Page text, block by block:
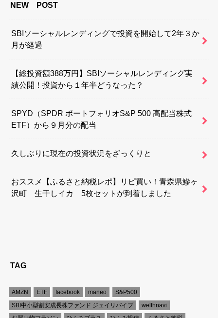
NEW POST
SBIソーシャルレンディングで投資を開始して2年３か
月が経過
【総投資額388万円】SBIソーシャルレンディング実
績公開！投資から１年半どうなった？
SPYD（SPDR ポートフォリオS&P 500 高配当株式
ETF）から９月分の配当
久しぶりに現在の投資状況をざっくりと
おススメ【ふるさと納税レポ】リピ買い！青森県鰺ヶ
沢町 生干しイカ 5枚セットが到着しました
TAG
AMZN ETF facebook maneo
S&P500
SBI中小型割安成長株ファンド ジェイリバイブ
welthnavi